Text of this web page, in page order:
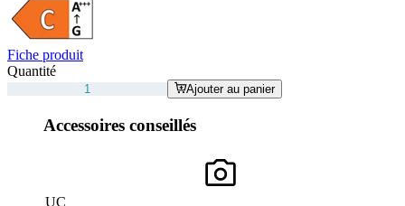
Fiche produit
Quantité
Ajouter au panier
Accessoires conseillés
UC